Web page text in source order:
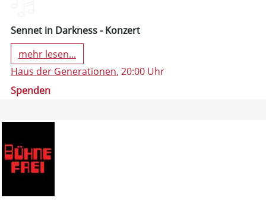
Sennet in Darkness - Konzert
mehr lesen...
Haus der Generationen, 20:00 Uhr
Spenden